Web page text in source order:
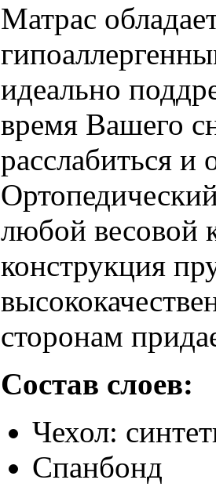
Матрас
идеально
время Вашего
расслабиться
любой весовой
конструкция
сторонам
Состав слоев:
Чехол:
Спанбонд